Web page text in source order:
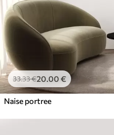
33.33€20.00 €
Naise portree